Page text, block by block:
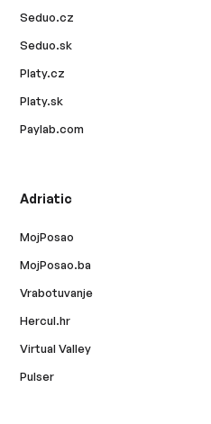
Seduo.cz
Seduo.sk
Platy.cz
Platy.sk
Paylab.com
Adriatic
MojPosao
MojPosao.ba
Vrabotuvanje
Hercul.hr
Virtual Valley
Pulser